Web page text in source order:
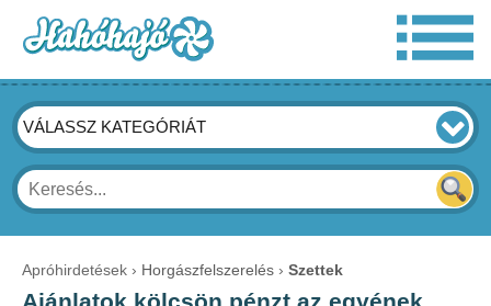
VÁLASSZ KATEGÓRIÁT
Apróhirdetések Horgászfelszerelés Szettek
Ajánlatok kölcsön pénzt az egyének